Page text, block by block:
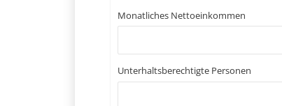
Monatliches Nettoeinkommen
Unterhaltsberechtigte Personen